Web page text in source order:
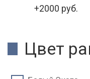
+2000 руб.
Цвет